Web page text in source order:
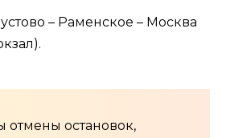
– Раменское – Москва
отмены остановок,